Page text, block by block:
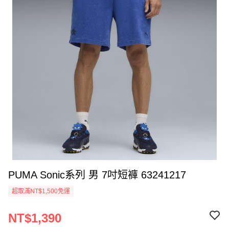
PUMA Sonic系列 男 7吋短褲 63241217
超取滿NT$1,500免運
NT$1,390